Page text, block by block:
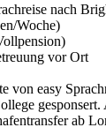
nach
Woche)
vor Ort
von easy
ab